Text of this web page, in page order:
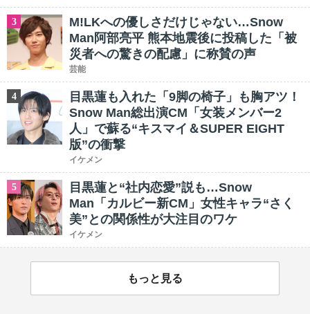
3
M!LKへの優しさだけじゃない…Snow
Man阿部亮平 熊本地震後に投稿した「被
災者への驚きの配慮」に称賛の声
芸能
4
目黒蓮も入れた「9脚の椅子」も胸アツ！
Snow Man総出演CM「女装メンバー2
人」で蘇る“キスマイ＆SUPER EIGHT
版”の衝撃
イケメン
5
目黒蓮と“社内恋愛”説も…Snow
Man「カルビー新CM」女性キャラ“さく
美”との関係性が大注目のワケ
イケメン
もっと見る